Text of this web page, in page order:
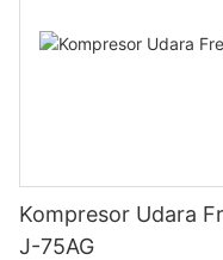
Kompresor Udara
J-75AG